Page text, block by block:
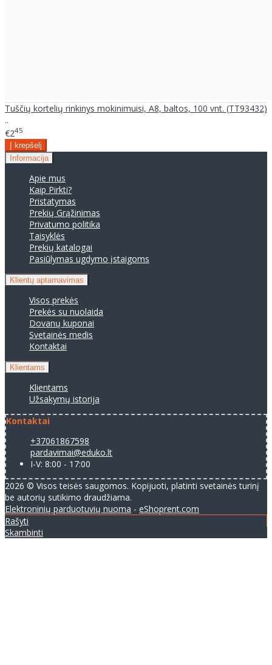
Tuščių kortelių rinkinys mokinimuisi, A8, baltos, 100 vnt. (TT93432)
..
€245
Informacija
Apie mus
Kaip Pirkti?
Pristatymas
Prekių Grąžinimas
Privatumo politika
Taisyklės
Prekių katalogai
Pasiūlymas ugdymo įstaigoms
Klientų aptarnavimas
Visos prekės
Prekės su nuolaida
Dovanų kuponai
Svetainės medis
Kontaktai
Klientams
Klientams
Užsakymų istorija
Kontaktai
+37061867598
pardavimai@eduko.lt
I-V: 8:00 - 17:00
2026 © Visos teisės saugomos. Kopijuoti, platinti svetainės turinį
be autorių sutikimo draudžiama.
Elektroninių parduotuvių nuoma - eShoprent.com
Rašyti
Skambinti